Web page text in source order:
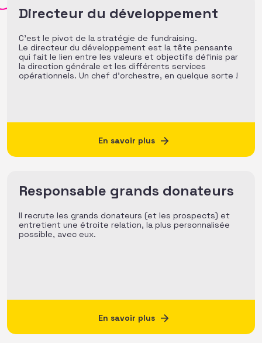
Directeur du développement
C’est le pivot de la stratégie de fundraising.
Le directeur du développement est la tête pensante
qui fait le lien entre les valeurs et objectifs définis par
la direction générale et les différents services
opérationnels. Un chef d’orchestre, en quelque sorte !
En savoir plus
Responsable grands donateurs
Il recrute les grands donateurs (et les prospects) et
entretient une étroite relation, la plus personnalisée
possible, avec eux.
En savoir plus